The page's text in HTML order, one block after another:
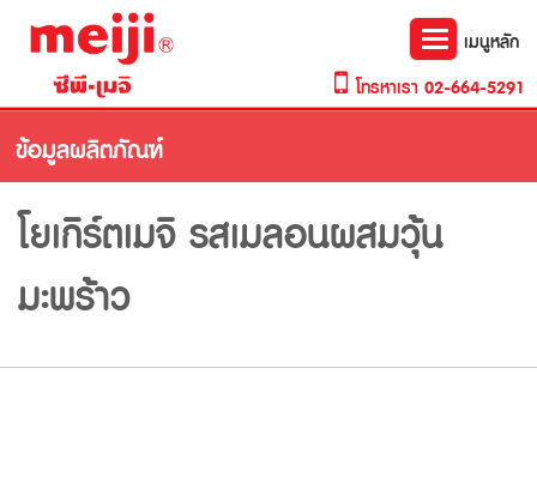
Toggle
navigation
เมนูหลัก
โทรหาเรา 02-664-5291
ข้อมูลผลิตภัณฑ์
โยเกิร์ตเมจิ รสเมลอนผสมวุ้น
มะพร้าว